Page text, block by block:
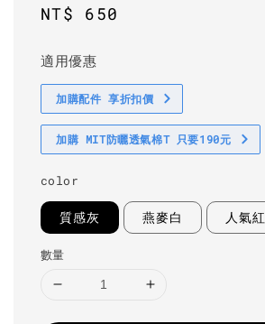
Regular
NT$ 650
適用優惠
加購配件 享折扣價
加購 MIT防曬透氣棉T 只要190元
color
質感灰 燕麥白 人氣紅
數量